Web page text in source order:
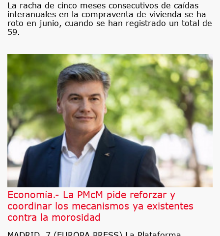
La racha de cinco meses consecutivos de caídas
interanuales en la compraventa de vivienda se ha
roto en junio, cuando se han registrado un total de
59.
Economía.- La PMcM pide reforzar y
coordinar los mecanismos ya existentes
contra la morosidad